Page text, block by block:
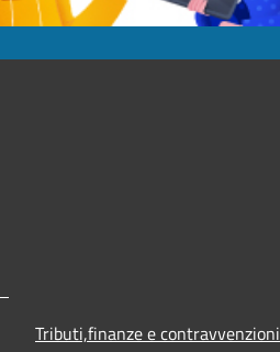
Tributi,finanze e contravvenzioni